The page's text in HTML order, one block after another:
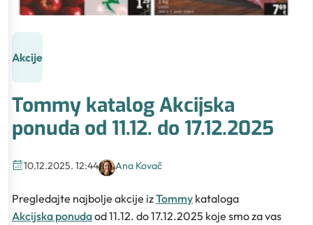
Akcije
Tommy katalog Akcijska
ponuda od 11.12. do 17.12.2025
10.12.2025. 12:44 Ana Kovač
Pregledajte najbolje akcije izTommy kataloga
Akcijska ponudaod 11.12. do 17.12.2025 koje smo za vas